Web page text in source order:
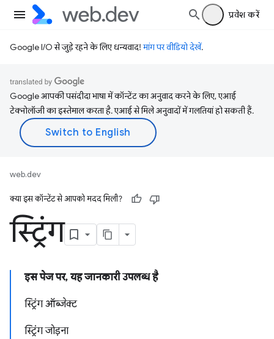
प्रवेश करें
Google I/O से जुड़े रहने के लिए धन्यवाद!मांग पर वीडियो देखें.
Google आपकी पसंदीदा भाषा में कॉन्टेंट का अनुवाद करने के लिए, एआई
टेक्नोलॉजी का इस्तेमाल करता है. एआई से मिले अनुवादों में गलतियां हो सकती हैं.
web.dev
क्या इस कॉन्टेंट से आपको मदद मिली?
स्ट्रिंग
इस पेज पर, यह जानकारी उपलब्ध है
स्ट्रिंग ऑब्जेक्ट
स्ट्रिंग जोड़ना